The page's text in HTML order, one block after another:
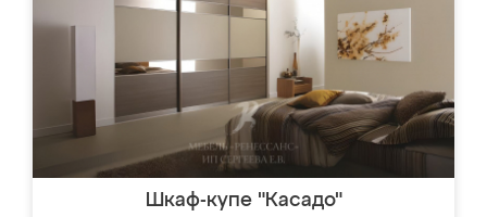
Шкаф-купе "Касадо"